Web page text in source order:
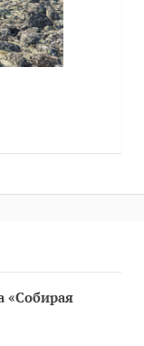
«Собирая